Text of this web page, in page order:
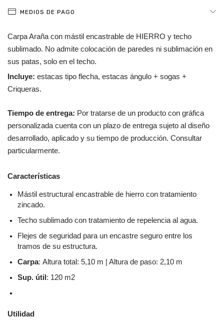
MEDIOS DE PAGO
Carpa Araña con mástil encastrable de HIERRO y techo
sublimado. No admite colocación de paredes ni sublimación en
sus patas, solo en el techo.
Incluye: estacas tipo flecha, estacas ángulo + sogas +
Criqueras.
Tiempo de entrega: Por tratarse de un producto con gráfica
personalizada cuenta con un plazo de entrega sujeto al diseño
desarrollado, aplicado y su tiempo de producción. Consultar
particularmente.
Características
Mástil estructural encastrable de hierro con tratamiento
zincado.
Techo sublimado con tratamiento de repelencia al agua.
Flejes de seguridad para un encastre seguro entre los
tramos de su estructura.
Carpa: Altura total: 5,10 m | Altura de paso: 2,10 m
Sup. útil: 120 m2
Utilidad